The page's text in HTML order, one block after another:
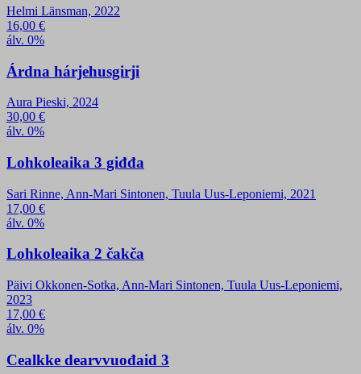
Helmi Länsman, 2022
16,00 €
álv. 0%
Árdna hárjehusgirji
Aura Pieski, 2024
30,00 €
álv. 0%
Lohkoleaika 3 giđđa
Sari Rinne, Ann-Mari Sintonen, Tuula Uus-Leponiemi, 2021
17,00 €
álv. 0%
Lohkoleaika 2 čakča
Päivi Okkonen-Sotka, Ann-Mari Sintonen, Tuula Uus-Leponiemi,
2023
17,00 €
álv. 0%
Cealkke dearvvuođaid 3